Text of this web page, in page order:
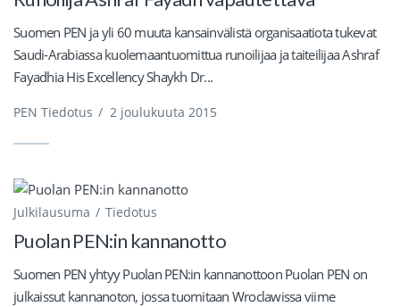
Suomen PEN ja yli 60 muuta kansainvälistä organisaatiota tukevat
Saudi-Arabiassa kuolemaantuomittua runoilijaa ja taiteilijaa Ashraf
Fayadhia His Excellency Shaykh Dr...
PEN Tiedotus / 2 joulukuuta 2015
Julkilausuma Tiedotus
Puolan PEN:in kannanotto
Suomen PEN yhtyy Puolan PEN:in kannanottoon Puolan PEN on
julkaissut kannanoton, jossa tuomitaan Wroclawissa viime